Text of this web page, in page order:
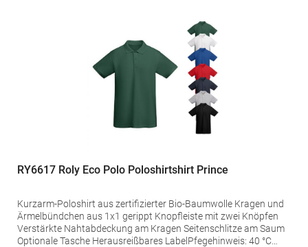
RY6617 Roly Eco Polo Poloshirtshirt Prince
Kurzarm-Poloshirt aus zertifizierter Bio-Baumwolle Kragen und
Ärmelbündchen aus 1x1 gerippt Knopfleiste mit zwei Knöpfen
Verstärkte Nahtabdeckung am Kragen Seitenschlitze am Saum
Optionale Tasche Herausreißbares LabelPfegehinweis: 40 °C